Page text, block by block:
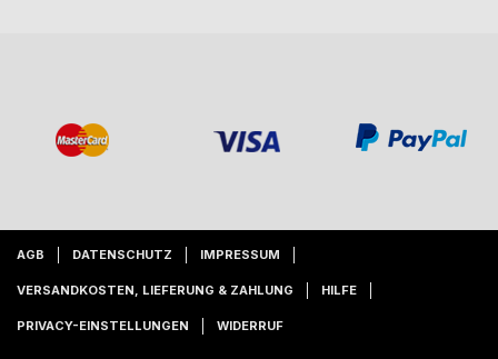
AGB DATENSCHUTZ IMPRESSUM
VERSANDKOSTEN, LIEFERUNG & ZAHLUNG HILFE
PRIVACY-EINSTELLUNGEN WIDERRUF